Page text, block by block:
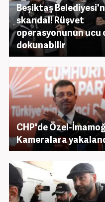
Beşiktaş
skandal! Rüşvet
operasyonunun ucu
dokunabilir
CHP'de Özel-
Kameralara